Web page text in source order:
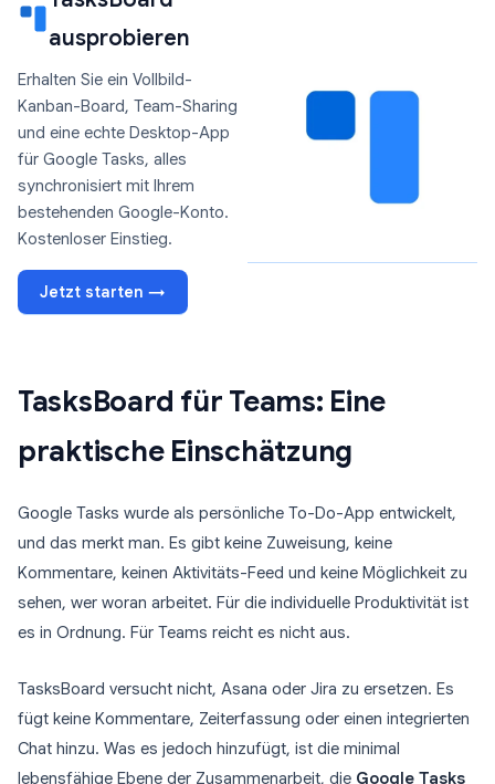
ausprobieren
Erhalten Sie ein Vollbild-
Kanban-Board, Team-Sharing
und eine echte Desktop-App
für Google Tasks, alles
synchronisiert mit Ihrem
bestehenden Google-Konto.
Kostenloser Einstieg.
Jetzt starten →
TasksBoard für Teams: Eine
praktische Einschätzung
Google Tasks wurde als persönliche To-Do-App entwickelt,
und das merkt man. Es gibt keine Zuweisung, keine
Kommentare, keinen Aktivitäts-Feed und keine Möglichkeit zu
sehen, wer woran arbeitet. Für die individuelle Produktivität ist
es in Ordnung. Für Teams reicht es nicht aus.
TasksBoard versucht nicht, Asana oder Jira zu ersetzen. Es
fügt keine Kommentare, Zeiterfassung oder einen integrierten
Chat hinzu. Was es jedoch hinzufügt, ist die minimal
lebensfähige Ebene der Zusammenarbeit, die Google Tasks